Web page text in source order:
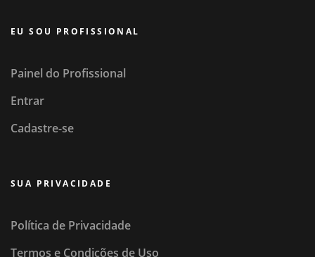
EU SOU PROFISSIONAL
Painel do Profissional
Entrar
Cadastre-se
SUA PRIVACIDADE
Política de Privacidade
Termos e Condições de Uso